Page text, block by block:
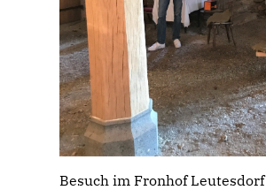
Besuch im Fronhof Leutesdorf